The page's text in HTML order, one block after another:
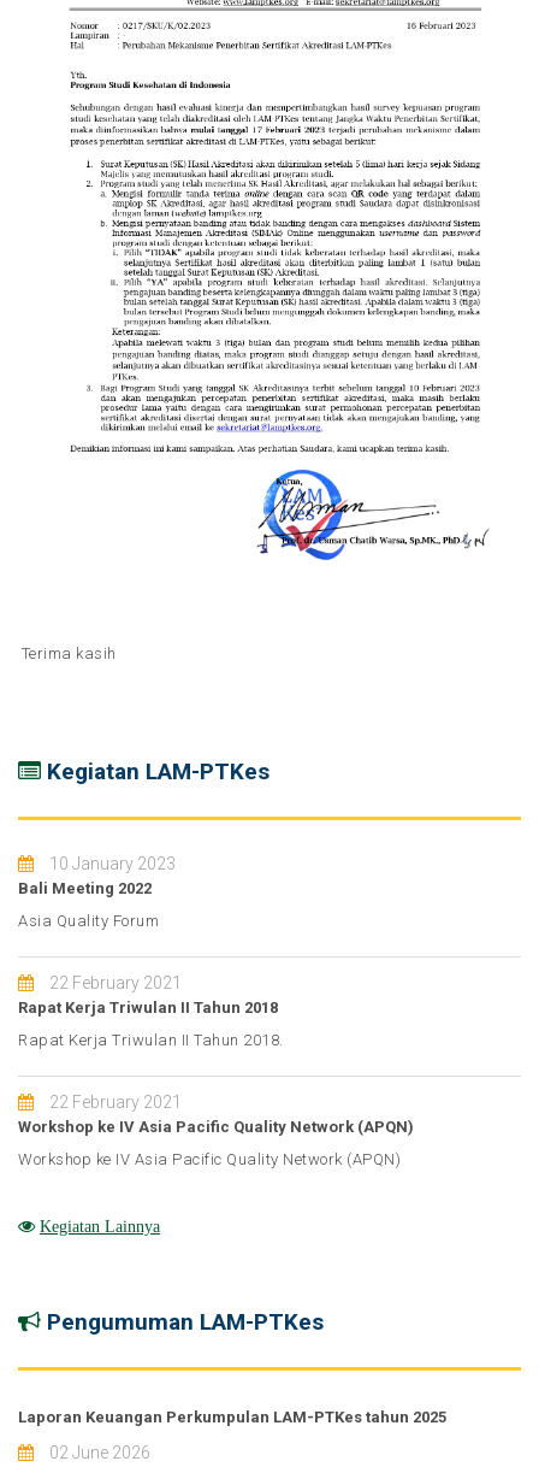
Terima kasih
Kegiatan LAM-PTKes
10 January 2023
Bali Meeting 2022
Asia Quality Forum
22 February 2021
Rapat Kerja Triwulan II Tahun 2018
Rapat Kerja Triwulan II Tahun 2018.
22 February 2021
Workshop ke IV Asia Pacific Quality Network (APQN)
Workshop ke IV Asia Pacific Quality Network (APQN)
Kegiatan Lainnya
Pengumuman LAM-PTKes
Laporan Keuangan Perkumpulan LAM-PTKes tahun 2025
02 June 2026